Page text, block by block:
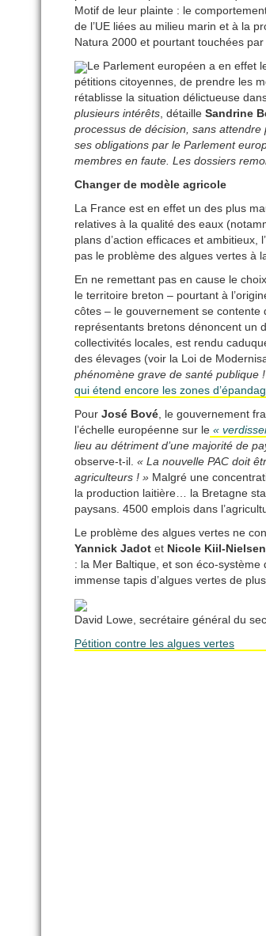
Motif de leur plainte : le
de l’UE liées au milieu marin et à la
Natura 2000 et pourtant touchées
Le Parlement européen a en effet
pétitions citoyennes, de prendre les
rétablisse la situation délictueuse
plusieurs intérêts, détaille Sandrine
processus de décision, sans
ses obligations par le Parlement
membres en faute. Les dossiers
Changer de modèle agricole
La France est en effet un des plus
relatives à la qualité des eaux
plans d’action efficaces et ambitieux,
pas le problème des algues vertes à
En ne remettant pas en cause le
le territoire breton – pourtant à
côtes – le gouvernement se contente
représentants bretons dénoncent un
collectivités locales, est rendu
des élevages (voir la Loi de
phénomène grave de santé publique
qui étend encore les zones
Pour José Bové, le gouvernement
l’échelle européenne sur le «
lieu au détriment d’une majorité de
observe-t-il. « La nouvelle PAC doit
agriculteurs ! » Malgré une
la production laitière… la Bretagne
paysans. 4500 emplois dans
Le problème des algues vertes ne
Yannick Jadot et Nicole Kiil-Nielsen
: la Mer Baltique, et son éco-système
immense tapis d’algues vertes de
David Lowe, secrétaire général du
Pétition contre les algues vertes